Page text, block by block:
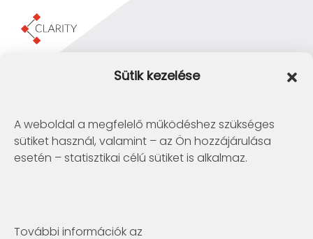
Sütik kezelése
A weboldal a megfelelő működéshez szükséges
sütiket használ, valamint – az Ön hozzájárulása
esetén – statisztikai célú sütiket is alkalmaz.
További információk az
Clarity Consulting Kft.
1145 Budapest, Erzsébet Királyné útja 29/b.
Telconex Middle East
BH: +973 1742 2299